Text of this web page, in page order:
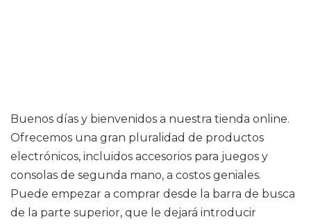
Buenos días y bienvenidos a nuestra tienda online.
Ofrecemos una gran pluralidad de productos
electrónicos, incluidos accesorios para juegos y
consolas de segunda mano, a costos geniales.
Puede empezar a comprar desde la barra de busca
de la parte superior, que le dejará introducir